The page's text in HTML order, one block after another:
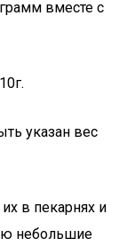
вместе с
указан вес
в пекарнях и
небольшие